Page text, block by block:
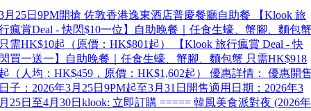
月25日9PM開搶 佐敦香港逸東酒店普慶餐廳自助餐 【Klook 旅
瘋賞Deal - 快閃$10一位】自助晚餐｜任食生蠔、蟹腳、麵包蟹
需HK$10起（原價：HK$801起） 【Klook 旅行瘋賞 Deal - 快
買一送一】自助晚餐｜任食生蠔、蟹腳、麵包蟹 只需HK$918
（人均：HK$459，原價：HK$1,602起） 優惠詳情： 優惠開
子：2026年3月25日9PM起至3月31日開售適用日期：2026年3
25日至4月30日klook: 立即訂購 ===== 韓風美食派對夜 (2026年